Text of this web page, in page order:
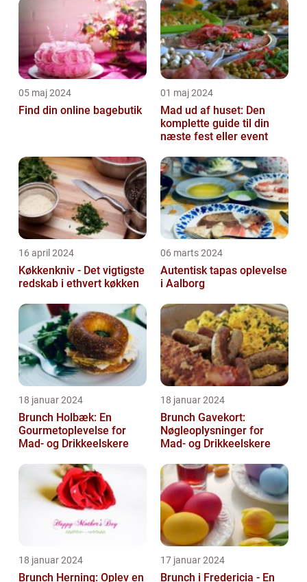
05 maj 2024
Find din online bagebutik
01 maj 2024
Mad ud af huset: Den
komplette guide til din
næste fest eller event
16 april 2024
Køkkenkniv - Det vigtigste
redskab i ethvert køkken
06 marts 2024
Autentisk tapas oplevelse
i Aalborg
18 januar 2024
Brunch Holbæk: En
Gourmetoplevelse for
Mad- og Drikkeelskere
18 januar 2024
Brunch Gavekort:
Nøgleoplysninger for
Mad- og Drikkeelskere
18 januar 2024
Brunch Herning: Oplev en
17 januar 2024
Brunch i Fredericia - En